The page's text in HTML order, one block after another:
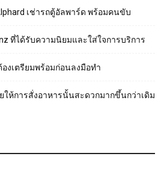
เช่ารถตู้อัลพาร์ด พร้อมคนขับ
ที่ได้รับความนิยมและใส่ใจการบริการ
งเตรียมพร้อมก่อนลงมือทำ
ให้การสั่งอาหารนั้นสะดวกมากขึ้นกว่าเดิม